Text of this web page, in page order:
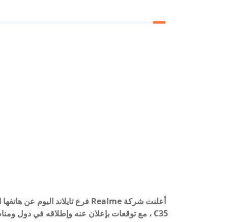
C35 ، مع توقعات بإعلان عنه وإطلاقه في دول ومناطق أخرى قريبًا.